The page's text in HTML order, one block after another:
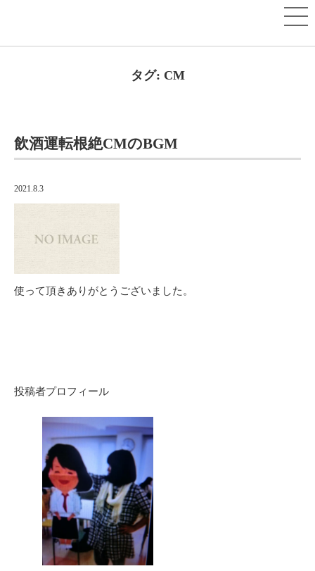
タグ: CM
飲酒運転根絶CMのBGM
2021.8.3
使って頂きありがとうございました。
投稿者プロフィール